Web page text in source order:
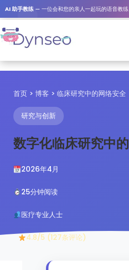
AI 助手教练 — 一位会和您的亲人一起玩的语音教练
首页 > 博客 > 临床研究中的网络安全
研究与创新
数字化临床研究中的
2026年4月
25分钟阅读
医疗专业人士
4.8/5 (127条评论)